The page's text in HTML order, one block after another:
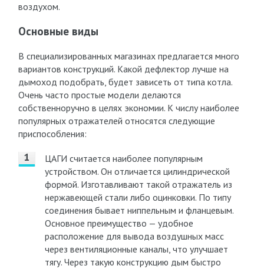
воздухом.
Основные виды
В специализированных магазинах предлагается много
вариантов конструкций. Какой дефлектор лучше на
дымоход подобрать, будет зависеть от типа котла.
Очень часто простые модели делаются
собственноручно в целях экономии. К числу наиболее
популярных отражателей относятся следующие
приспособления:
ЦАГИ считается наиболее популярным
устройством. Он отличается цилиндрической
формой. Изготавливают такой отражатель из
нержавеющей стали либо оцинковки. По типу
соединения бывает ниппельным и фланцевым.
Основное преимущество — удобное
расположение для вывода воздушных масс
через вентиляционные каналы, что улучшает
тягу. Через такую конструкцию дым быстро